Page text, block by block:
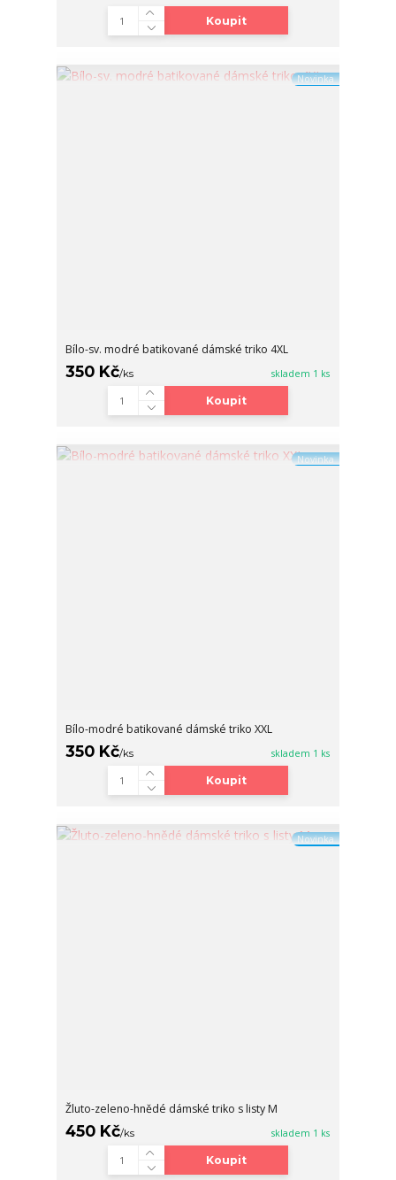
Koupit
Novinka
Bílo-sv. modré batikované dámské triko 4XL
350 Kč/ks skladem 1 ks
Koupit
Novinka
Bílo-modré batikované dámské triko XXL
350 Kč/ks skladem 1 ks
Koupit
Novinka
Žluto-zeleno-hnědé dámské triko s listy M
450 Kč/ks skladem 1 ks
Koupit